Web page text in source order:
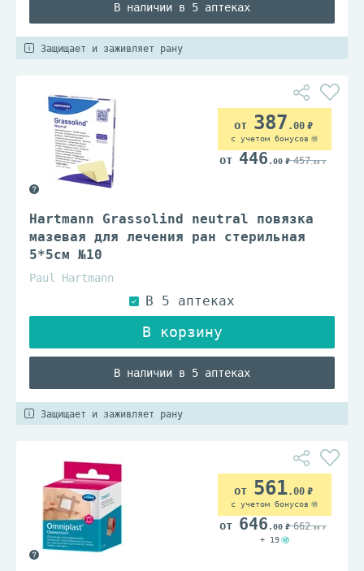
В наличии в 5 аптеках
Защищает и заживляет рану
Hartmann Grassolind neutral повязка
мазевая для лечения ран стерильная
5*5см №10
Paul Hartmann
В наличии в 5 аптеках
387 .00
с учетом бонусов
446 .00 457.00
Защищает и заживляет рану
561.00
с учетом бонусов
646 .00 662.00
+ 19